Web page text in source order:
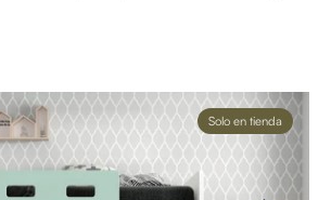
Solo en tienda